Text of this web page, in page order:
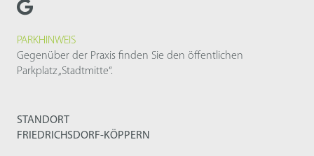
PARKHINWEIS
Gegenüber der Praxis finden Sie den öffentlichen
Parkplatz „Stadtmitte“.
STANDORT
FRIEDRICHSDORF-KÖPPERN